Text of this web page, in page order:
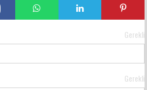
Gerekli
Gerekli